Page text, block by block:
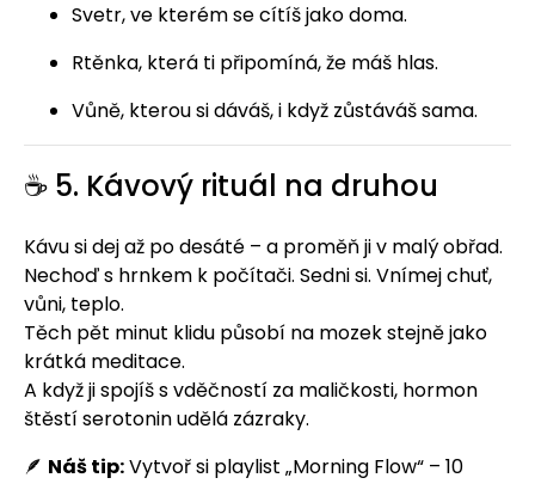
Svetr, ve kterém se cítíš jako doma.
Rtěnka, která ti připomíná, že máš hlas.
Vůně, kterou si dáváš, i když zůstáváš sama.
☕ 5. Kávový rituál na druhou
Kávu si dej až po desáté – a proměň ji v malý obřad.
Nechoď s hrnkem k počítači. Sedni si. Vnímej chuť,
vůni, teplo.
Těch pět minut klidu působí na mozek stejně jako
krátká meditace.
A když ji spojíš s vděčností za maličkosti, hormon
štěstí serotonin udělá zázraky.
🪶 Náš tip:Vytvoř si playlist „Morning Flow“ – 10